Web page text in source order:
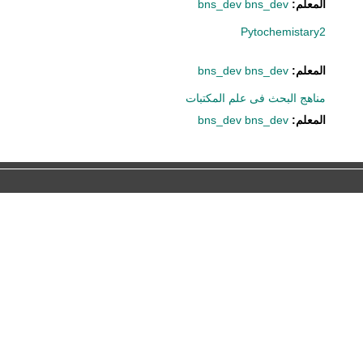
المعلم:bns_dev bns_dev
Pytochemistary2
المعلم:bns_dev bns_dev
مناهج البحث فى علم المكتبات
المعلم:bns_dev bns_dev